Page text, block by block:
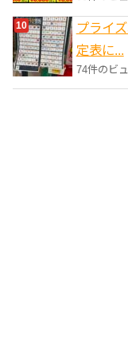
プライ
定表に...
74件のビ